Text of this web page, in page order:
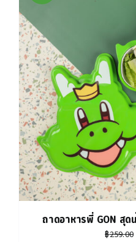
ถาดอาหารพี่ GON สุด
฿259.00